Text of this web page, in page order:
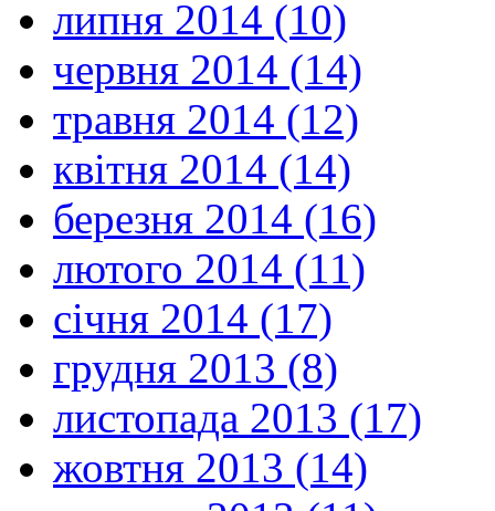
липня 2014 (10)
червня 2014 (14)
травня 2014 (12)
квітня 2014 (14)
березня 2014 (16)
лютого 2014 (11)
січня 2014 (17)
грудня 2013 (8)
листопада 2013 (17)
жовтня 2013 (14)